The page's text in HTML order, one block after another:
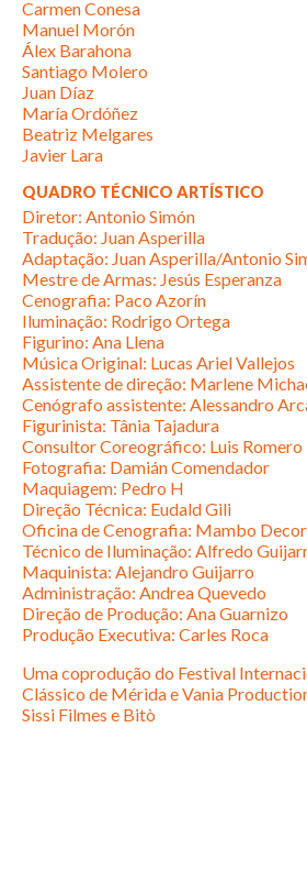
Carmen Conesa
Manuel Morón
Álex Barahona
Santiago Molero
Juan Díaz
María Ordóñez
Beatriz Melgares
Javier Lara
QUADRO TÉCNICO ARTÍSTICO
Diretor: Antonio Simón
Tradução: Juan Asperilla
Adaptação: Juan Asperilla/Antonio
Mestre de Armas: Jesús Esperanza
Cenografia: Paco Azorín
Iluminação: Rodrigo Ortega
Figurino: Ana Llena
Música Original: Lucas Ariel Vallejos
Assistente de direção: Marlene
Cenógrafo assistente: Alessandro
Figurinista: Tânia Tajadura
Consultor Coreográfico: Luis Romero
Fotografia: Damián Comendador
Maquiagem: Pedro H
Direção Técnica: Eudald Gili
Oficina de Cenografia: Mambo
Técnico de Iluminação: Alfredo
Maquinista: Alejandro Guijarro
Administração: Andrea Quevedo
Direção de Produção: Ana Guarnizo
Produção Executiva: Carles Roca
Uma coprodução do Festival
Clássico de Mérida e Vania
Sissi Filmes e Bitò